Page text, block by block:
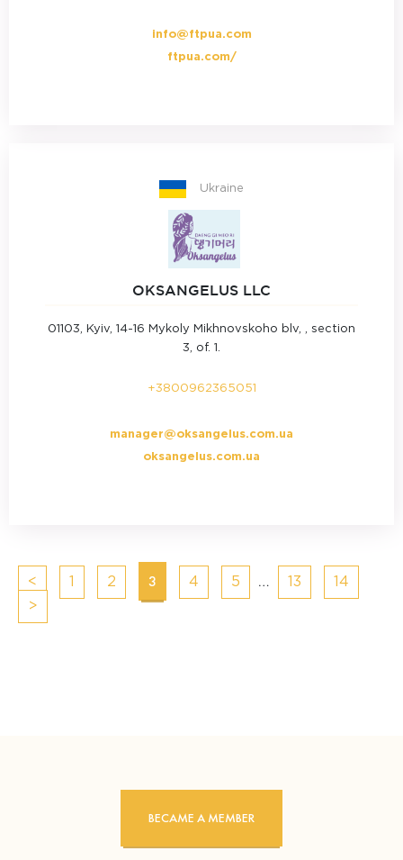
info@ftpua.com
ftpua.com/
Ukraine
OKSANGELUS LLC
01103, Kyiv, 14-16 Mykoly Mikhnovskoho blv, , section
3, of. 1.
+3800962365051
manager@oksangelus.com.ua
oksangelus.com.ua
Posts
navigation
< 2 3 4 5 … 13
14
>
BECAME A MEMBER